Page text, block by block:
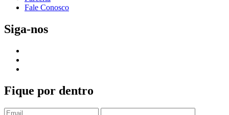
Fale Conosco
Siga-nos
Fique por dentro